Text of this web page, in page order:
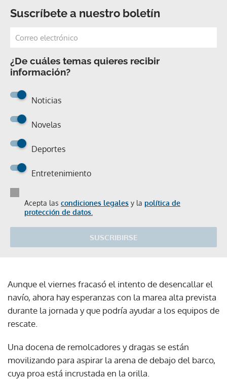
Suscríbete a nuestro boletín
¿De cuáles temas quieres recibir
información?
Noticias
Novelas
Deportes
Entretenimiento
Acepta las condiciones legales y la política de
protección de datos.
SUSCRIBIRSE
Aunque el viernes fracasó el intento de desencallar el
navío, ahora hay esperanzas con la marea alta prevista
durante la jornada y que podría ayudar a los equipos de
rescate.
Una docena de remolcadores y dragas se están
movilizando para aspirar la arena de debajo del barco,
cuya proa está incrustada en la orilla.